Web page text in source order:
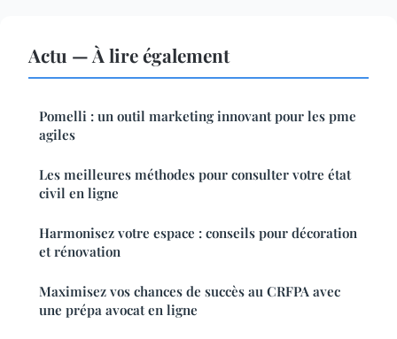
Actu — À lire également
Pomelli : un outil marketing innovant pour les pme
agiles
Les meilleures méthodes pour consulter votre état
civil en ligne
Harmonisez votre espace : conseils pour décoration
et rénovation
Maximisez vos chances de succès au CRFPA avec
une prépa avocat en ligne